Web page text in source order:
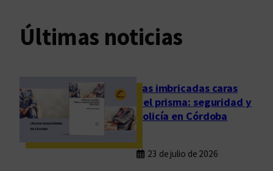
i
o
s
e
Últimas noticias
Las imbricadas caras
del prisma: seguridad y
policía en Córdoba
23 de julio de 2026